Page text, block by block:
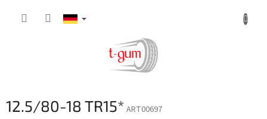
12.5/80-18 TR15* ART00697